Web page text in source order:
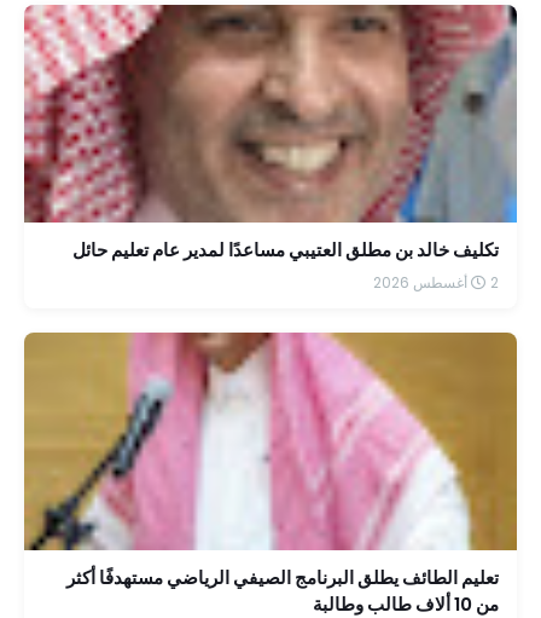
تكليف خالد بن مطلق العتيبي مساعدًا لمدير عام تعليم حائل
2 أغسطس 2026
تعليم الطائف يطلق البرنامج الصيفي الرياضي مستهدفًا أكثر
من 10 ألاف طالب وطالبة